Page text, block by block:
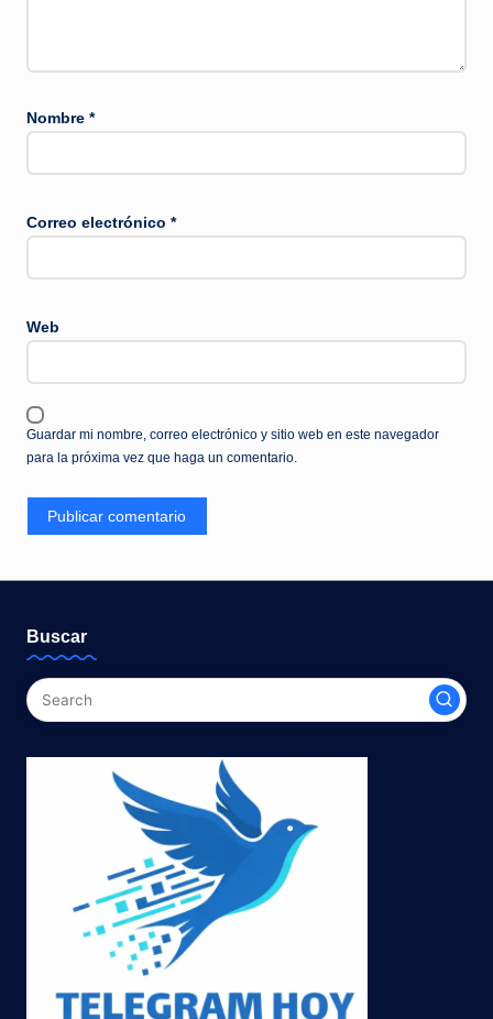
Nombre *
Correo electrónico *
Web
Guardar mi nombre, correo electrónico y sitio web en este navegador
para la próxima vez que haga un comentario.
Buscar